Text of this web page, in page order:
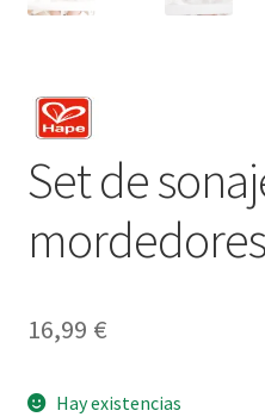
Set de
16,99 €
Hay existencias